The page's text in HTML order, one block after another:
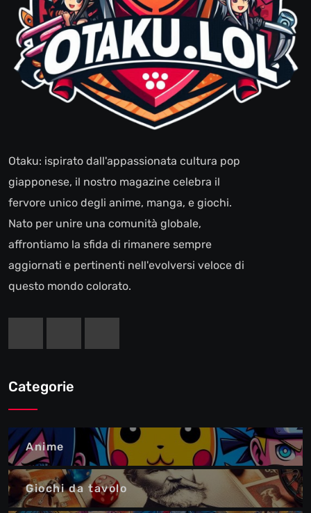
Otaku: ispirato dall'appassionata cultura pop
giapponese, il nostro magazine celebra il
fervore unico degli anime, manga, e giochi.
Nato per unire una comunità globale,
affrontiamo la sfida di rimanere sempre
aggiornati e pertinenti nell'evolversi veloce di
questo mondo colorato.
Categorie
Anime
Giochi da tavolo